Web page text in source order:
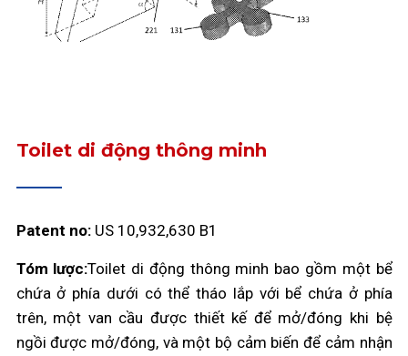
Toilet di động thông minh
Patent no:US 10,932,630 B1
Tóm lược:Toilet di động thông minh bao gồm một bể
chứa ở phía dưới có thể tháo lắp với bể chứa ở phía
trên, một van cầu được thiết kế để mở/đóng khi bệ
ngồi được mở/đóng, và một bộ cảm biến để cảm nhận